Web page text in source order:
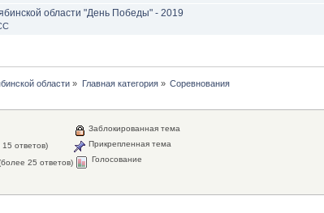
области "День Победы" - 2019
области » Главная категория» Соревнования
ответов)
25 ответов)
Заблокированная тема
Прикрепленная тема
Голосование